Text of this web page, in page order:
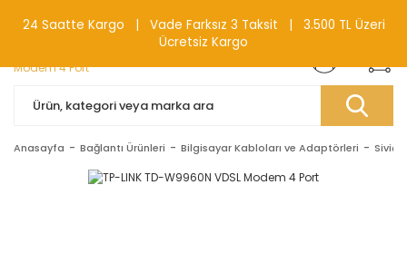
0(212) 240 87 88
Anasayfa Bağlantı Ürünleri Bilgisayar Kabloları ve Adaptörleri
24 Saatte Kargo | Vade Farksız 3 Taksit | 3.500 TL Üzeri
Ücretsiz Kargo